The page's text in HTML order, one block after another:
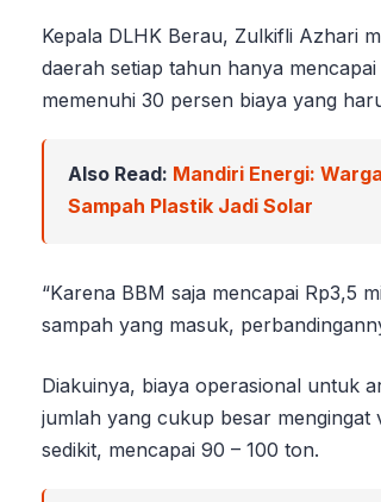
Kepala DLHK Berau, Zulkifli Azhari
daerah setiap tahun hanya
memenuhi 30 persen biaya yang
Also Read: Mandiri Energi:
Sampah Plastik Jadi Solar
“Karena BBM saja mencapai Rp3,5
sampah yang masuk,
Diakuinya, biaya operasional untuk
jumlah yang cukup besar
sedikit, mencapai 90 – 100 ton.